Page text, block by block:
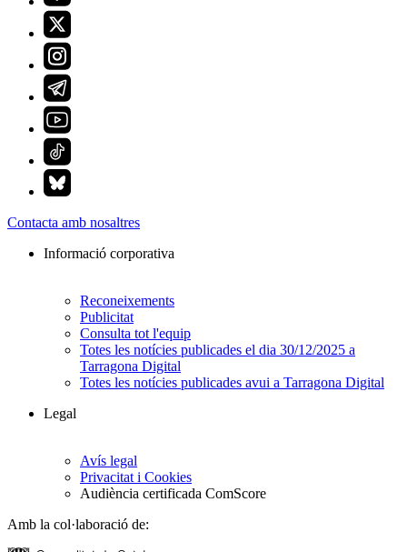
Contacta amb nosaltres
Informació corporativa
Reconeixements
Publicitat
Consulta tot l'equip
Totes les notícies publicades el dia 30/12/2025 a
Tarragona Digital
Totes les notícies publicades avui a Tarragona Digital
Legal
Avís legal
Privacitat i Cookies
Audiència certificada ComScore
Amb la col·laboració de: